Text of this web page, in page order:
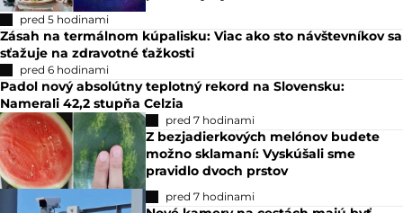
pred 5 hodinami
Zásah na termálnom kúpalisku: Viac ako sto návštevníkov sa
sťažuje na zdravotné ťažkosti
pred 6 hodinami
Padol nový absolútny teplotný rekord na Slovensku:
Namerali 42,2 stupňa Celzia
pred 7 hodinami
Z bezjadierkových melónov budete
možno sklamaní: Vyskúšali sme
pravidlo dvoch prstov
pred 7 hodinami